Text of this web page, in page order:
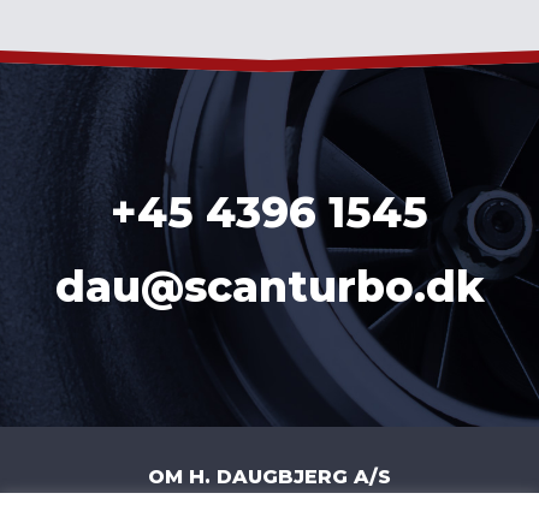
+45 4396 1545
dau@scanturbo.dk
OM H. DAUGBJERG A/S